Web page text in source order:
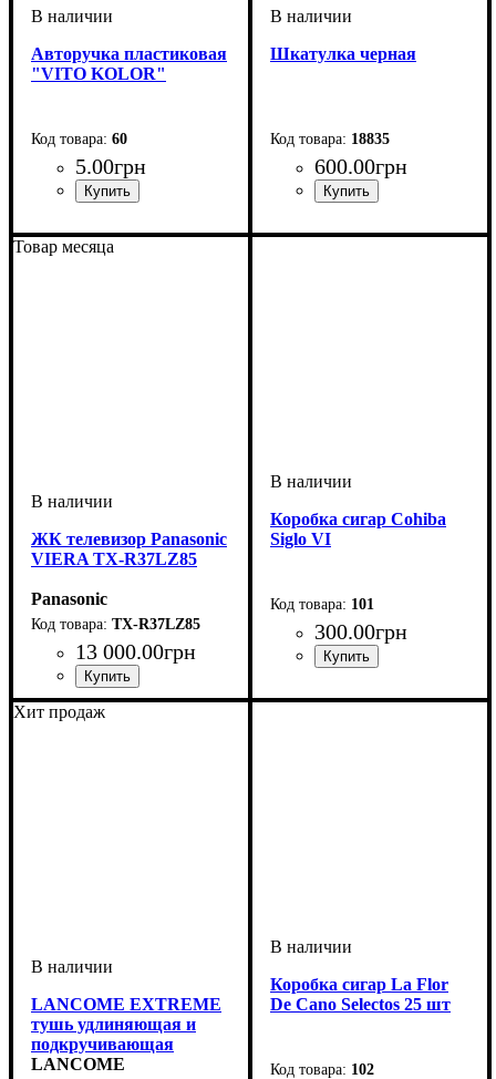
Авторучка пластиковая
"VITO KOLOR"
60
5.00грн
Шкатулка черная
18835
600.00грн
из кожзама
Товар месяца
ЖК телевизор Panasonic
VIERA TX-R37LZ85
Panasonic
TX-R37LZ85
13 000.00грн
Коробка cигар Cohiba
Siglo VI
101
300.00грн
Хит продаж
LANCOME EXTREME
тушь удлиняющая и
подкручивающая
чёрная, 6.5мл
LANCOME
Коробка сигар La Flor
De Cano Selectos 25 шт
102